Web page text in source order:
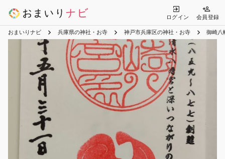
ログイン 会員登録
おまいりナビ 兵庫県の神社・お寺 神戸市兵庫区の神社・お寺 御崎八